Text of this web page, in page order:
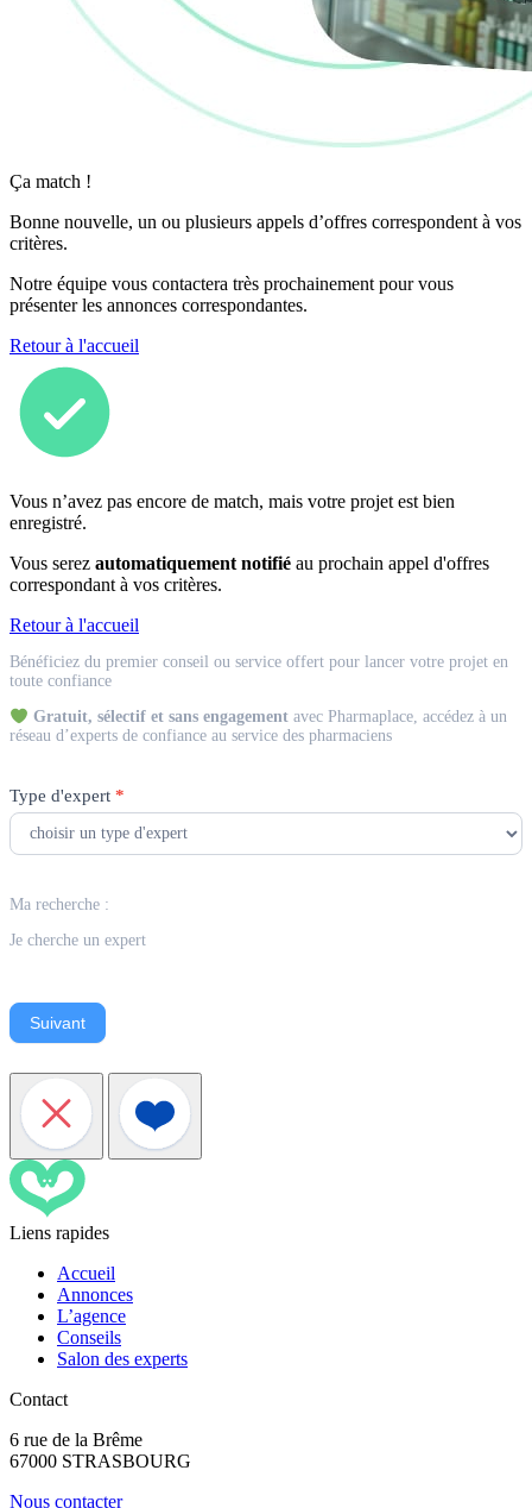
Ça match !
Bonne nouvelle, un ou plusieurs appels d’offres correspondent à vos
critères.
Notre équipe vous contactera très prochainement pour vous
présenter les annonces correspondantes.
Retour à l'accueil
Vous n’avez pas encore de match, mais votre projet est bien
enregistré.
Vous serez automatiquement notifié au prochain appel d'offres
correspondant à vos critères.
Retour à l'accueil
Expert
Bénéficiez du premier conseil ou service offert pour lancer votre projet en
toute confiance
Gratuit, sélectif et sans engagementavec Pharmaplace, accédez à un
réseau d’experts de confiance au service des pharmaciens
Type d'expert *
Ma recherche :
Je cherche un expert
Suivant
Liens rapides
Accueil
Annonces
L’agence
Conseils
Salon des experts
Contact
6 rue de la Brême
67000 STRASBOURG
Nous contacter